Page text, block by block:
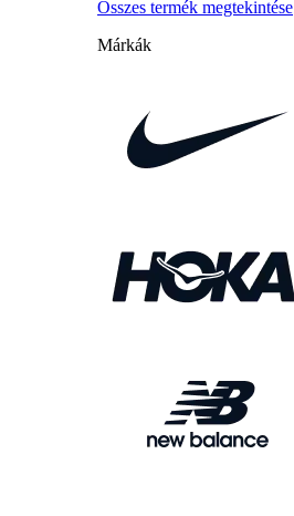
Összes termék megtekintése
Márkák